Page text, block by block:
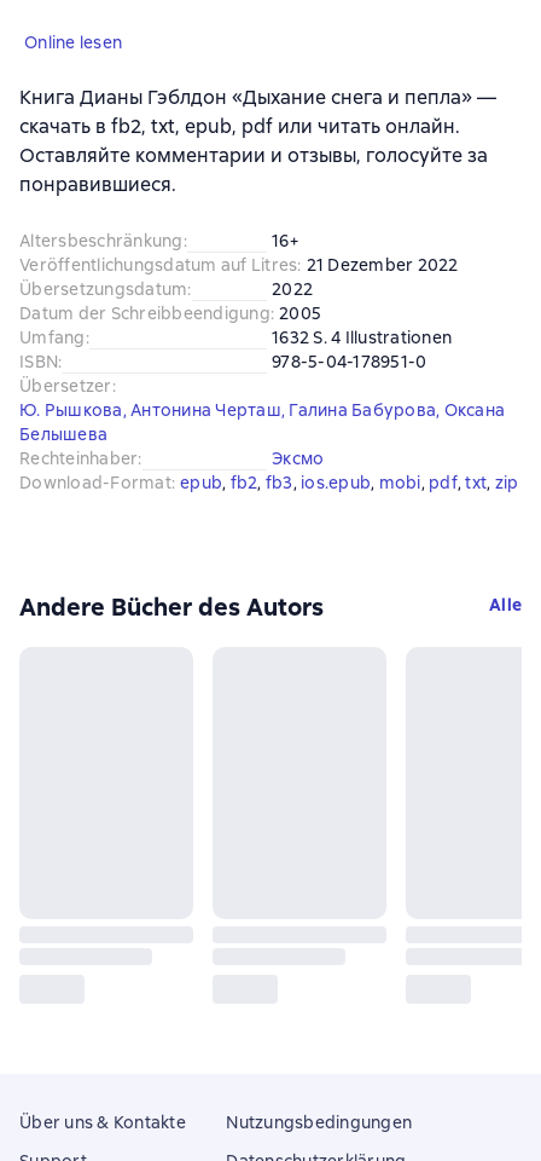
Online lesen
Книга Дианы Гэблдон «Дыхание снега и пепла» —
скачать в fb2, txt, epub, pdf или читать онлайн.
Оставляйте комментарии и отзывы, голосуйте за
понравившиеся.
Altersbeschränkung:
16+
Veröffentlichungsdatum auf Litres: 21 Dezember 2022
Übersetzungsdatum:
2022
Datum der Schreibbeendigung: 2005
Umfang:
1632 S. 4 Illustrationen
ISBN:
978-5-04-178951-0
Übersetzer:
Ю. Рышкова, Антонина Черташ, Галина Бабурова, Оксана
Белышева
Rechteinhaber:
Эксмо
Download-Format: epub, fb2, fb3, ios.epub, mobi, pdf, txt, zip
Andere Bücher des Autors Alle
Über uns & Kontakte
Nutzungsbedingungen